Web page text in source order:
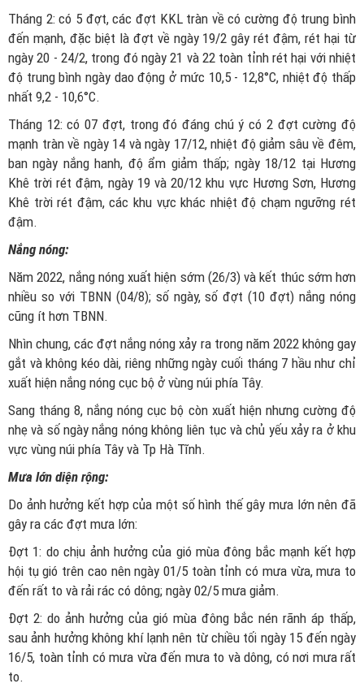
Tháng 2: có 5 đợt, các đợt KKL tràn về có cường độ trung bình
đến mạnh, đặc biệt là đợt về ngày 19/2 gây rét đậm, rét hại từ
ngày 20 - 24/2, trong đó ngày 21 và 22 toàn tỉnh rét hại với nhiệt
độ trung bình ngày dao động ở mức 10,5 - 12,8°C, nhiệt độ thấp
nhất 9,2 - 10,6°C.
Tháng 12: có 07 đợt, trong đó đáng chú ý có 2 đợt cường độ
mạnh tràn về ngày 14 và ngày 17/12, nhiệt độ giảm sâu về đêm,
ban ngày nắng hanh, độ ẩm giảm thấp; ngày 18/12 tại Hương
Khê trời rét đậm, ngày 19 và 20/12 khu vực Hương Sơn, Hương
Khê trời rét đậm, các khu vực khác nhiệt độ chạm ngưỡng rét
đậm.
Nắng nóng:
Năm 2022, nắng nóng xuất hiện sớm (26/3) và kết thúc sớm hơn
nhiều so với TBNN (04/8); số ngày, số đợt (10 đợt) nắng nóng
cũng ít hơn TBNN.
Nhìn chung, các đợt nắng nóng xảy ra trong năm 2022 không gay
gắt và không kéo dài, riêng những ngày cuối tháng 7 hầu như chỉ
xuất hiện nắng nóng cục bộ ở vùng núi phía Tây.
Sang tháng 8, nắng nóng cục bộ còn xuất hiện nhưng cường độ
nhẹ và số ngày nắng nóng không liên tục và chủ yếu xảy ra ở khu
vực vùng núi phía Tây và Tp Hà Tĩnh.
Mưa lớn diện rộng:
Do ảnh hưởng kết hợp của một số hình thế gây mưa lớn nên đã
gây ra các đợt mưa lớn:
Đợt 1: do chịu ảnh hưởng của gió mùa đông bắc mạnh kết hợp
hội tụ gió trên cao nên ngày 01/5 toàn tỉnh có mưa vừa, mưa to
đến rất to và rải rác có dông; ngày 02/5 mưa giảm.
Đợt 2: do ảnh hưởng của gió mùa đông bắc nén rãnh áp thấp,
sau ảnh hưởng không khí lạnh nên từ chiều tối ngày 15 đến ngày
16/5, toàn tỉnh có mưa vừa đến mưa to và dông, có nơi mưa rất
to.